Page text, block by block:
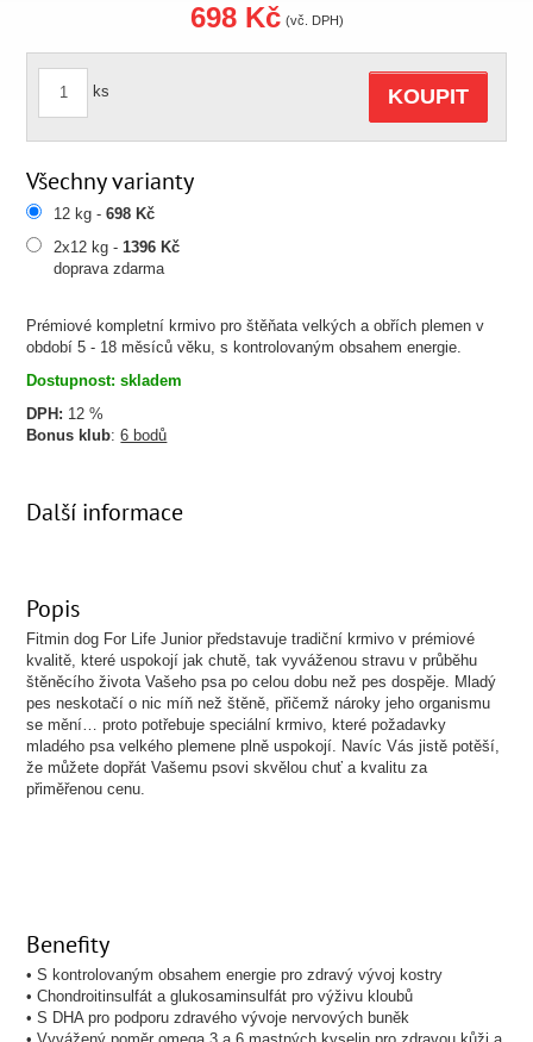
Prémiové kompletní krmivo pro štěňata velkých a obřích plemen v
období 5 - 18 měsíců věku, s kontrolovaným obsahem energie.
Dostupnost: skladem
DPH: 12 %
Bonus klub:6 bodů
698 Kč (vč. DPH)
ks KOUPIT
Všechny varianty
12 kg -698 Kč
2x12 kg -1396 Kč
doprava zdarma
Další informace
Popis
Fitmin dog For Life Junior představuje tradiční krmivo v prémiové
kvalitě, které uspokojí jak chutě, tak vyváženou stravu v průběhu
štěněcího života Vašeho psa po celou dobu než pes dospěje. Mladý
pes neskotačí o nic míň než štěně, přičemž nároky jeho organismu
se mění… proto potřebuje speciální krmivo, které požadavky
mladého psa velkého plemene plně uspokojí. Navíc Vás jistě potěší,
že můžete dopřát Vašemu psovi skvělou chuť a kvalitu za
přiměřenou cenu.
Benefity
• S kontrolovaným obsahem energie pro zdravý vývoj kostry
• Chondroitinsulfát a glukosaminsulfát pro výživu kloubů
• S DHA pro podporu zdravého vývoje nervových buněk